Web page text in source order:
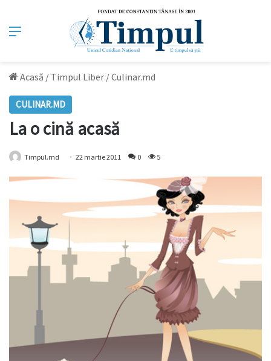
Meniu
Acasă / Timpul Liber /Culinar.md
CULINAR.MD
La o cină acasă
Timpul.md 22 martie 2011 0 5